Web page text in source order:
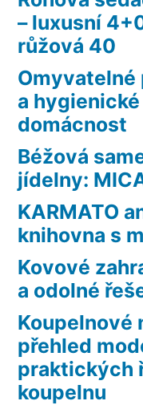
– luxusní
růžová 40
a
domácnost
Béžová
jídelny:
KARMATO
knihovna s
Kovové
a odolné
Koupelnové
přehled
praktických
koupelnu